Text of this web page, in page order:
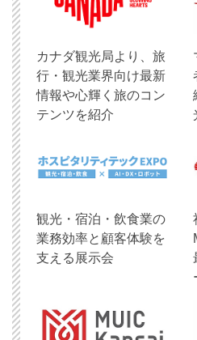
​カナダ観光局より、旅
行・観光業界向け最新
情報や心輝く旅のコン
テンツを紹介
観光・宿泊・飲食業の
業務効率と顧客体験を
支える展示会